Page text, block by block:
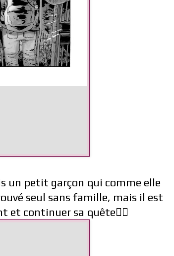
un petit garçon qui comme elle
seul sans famille, mais il est
et continuer sa quête🧟‍♀️